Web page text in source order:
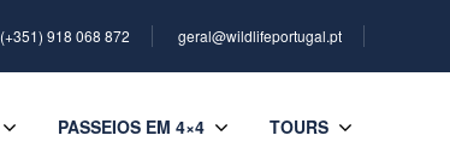
(+351) 918 068 872 geral@wildlifeportugal.pt
PASSEIOS EM 4×4 TOURS